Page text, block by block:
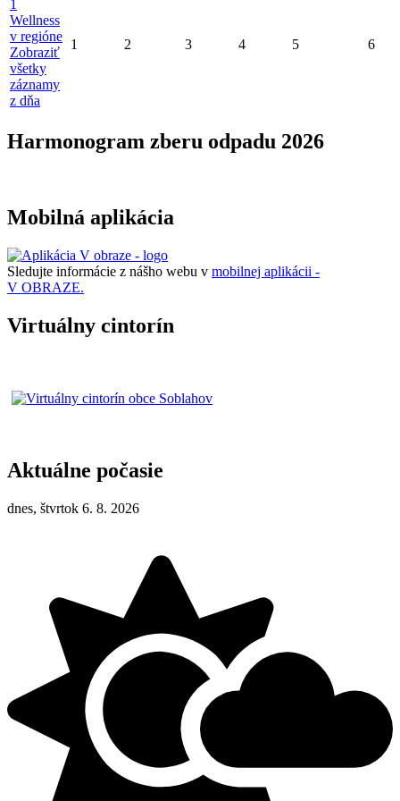
1
Wellness
v regióne
Zobraziť
všetky
záznamy
z dňa
1 2 3 4 5 6
Harmonogram zberu odpadu 2026
Mobilná aplikácia
Sledujte informácie z nášho webu v mobilnej aplikácii -
V OBRAZE.
Virtuálny cintorín
Aktuálne počasie
dnes, štvrtok 6. 8. 2026